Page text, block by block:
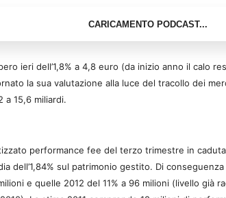
ieri dell’1,8% a 4,8 euro (da inizio anno il calo
la sua valutazione alla luce del tracollo dei
a 15,6 miliardi.
performance fee del terzo trimestre in
dell’1,84% sul patrimonio gestito. Di
e quelle 2012 del 11% a 96 milioni (livello già